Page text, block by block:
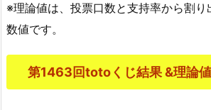
※理論値は、投票口数と支持率から割
数値です。
第1463回totoくじ結果 &理論値